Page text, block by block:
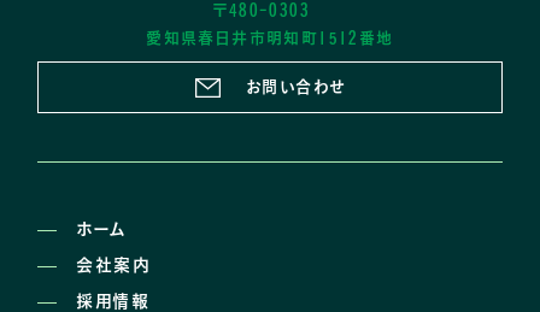
〒480-0303
愛知県春日井市明知町1512番地
お問い合わせ
ホーム
会社案内
採用情報